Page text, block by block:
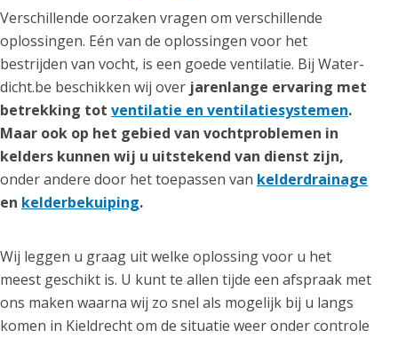
Verschillende oorzaken vragen om verschillende
oplossingen. Eén van de oplossingen voor het
bestrijden van vocht, is een goede ventilatie. Bij Water-
dicht.be beschikken wij over jarenlange ervaring met
betrekking tot ventilatie en ventilatiesystemen.
Maar ook op het gebied van vochtproblemen in
kelders kunnen wij u uitstekend van dienst zijn,
onder andere door het toepassen van kelderdrainage
en kelderbekuiping.
Wij leggen u graag uit welke oplossing voor u het
meest geschikt is. U kunt te allen tijde een afspraak met
ons maken waarna wij zo snel als mogelijk bij u langs
komen in Kieldrecht om de situatie weer onder controle